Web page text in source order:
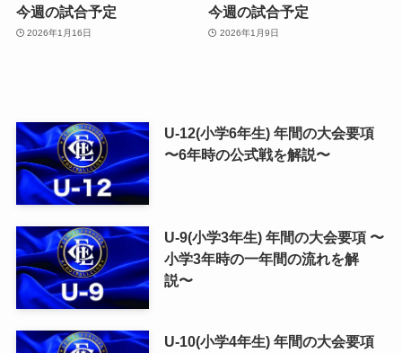
今週の試合予定
2026年1月16日
今週の試合予定
2026年1月9日
U-12(小学6年生) 年間の大会要項
〜6年時の公式戦を解説〜
U-9(小学3年生) 年間の大会要項 〜
小学3年時の一年間の流れを解
説〜
U-10(小学4年生) 年間の大会要項